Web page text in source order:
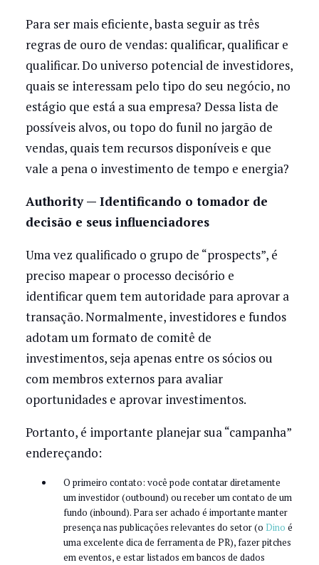
Para ser mais eficiente, basta seguir as três
regras de ouro de vendas: qualificar, qualificar e
qualificar. Do universo potencial de investidores,
quais se interessam pelo tipo do seu negócio, no
estágio que está a sua empresa? Dessa lista de
possíveis alvos, ou topo do funil no jargão de
vendas, quais tem recursos disponíveis e que
vale a pena o investimento de tempo e energia?
Authority — Identificando o tomador de
decisão e seus influenciadores
Uma vez qualificado o grupo de “prospects”, é
preciso mapear o processo decisório e
identificar quem tem autoridade para aprovar a
transação. Normalmente, investidores e fundos
adotam um formato de comitê de
investimentos, seja apenas entre os sócios ou
com membros externos para avaliar
oportunidades e aprovar investimentos.
Portanto, é importante planejar sua “campanha”
endereçando:
O primeiro contato: você pode contatar diretamente
um investidor (outbound) ou receber um contato de um
fundo (inbound). Para ser achado é importante manter
presença nas publicações relevantes do setor (o Dino é
uma excelente dica de ferramenta de PR), fazer pitches
em eventos, e estar listados em bancos de dados